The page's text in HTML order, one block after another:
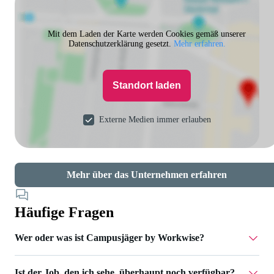
Mit dem Laden der Karte werden Cookies gemäß unserer
Datenschutzerklärung gesetzt. Mehr erfahren.
Standort laden
Externe Medien immer erlauben
Mehr über das Unternehmen erfahren
Häufige Fragen
Wer oder was ist Campusjäger by Workwise?